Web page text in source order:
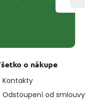
o nákupe
Kontakty
Odstoupení od smlouvy